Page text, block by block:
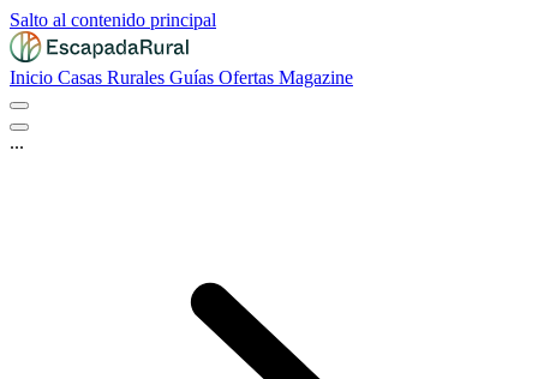
Salto al contenido principal
Inicio Casas Rurales Guías Ofertas Magazine
...